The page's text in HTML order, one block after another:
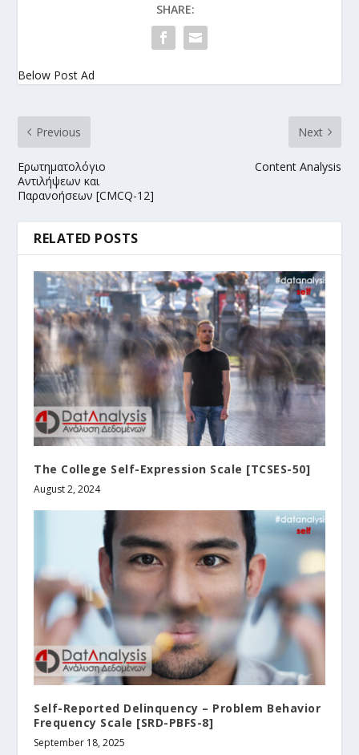
SHARE:
Below Post Ad
Previous
Ερωτηματολόγιο
Αντιλήψεων και
Παρανοήσεων [CMCQ-12]
Next
Content Analysis
RELATED POSTS
The College Self-Expression Scale [TCSES-50]
August 2, 2024
Self-Reported Delinquency – Problem Behavior
Frequency Scale [SRD-PBFS-8]
September 18, 2025